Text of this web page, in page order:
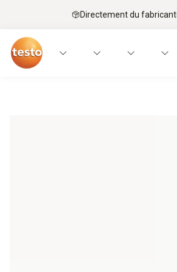
Directement du fabricant